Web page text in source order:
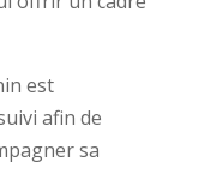
est
afin de
sa